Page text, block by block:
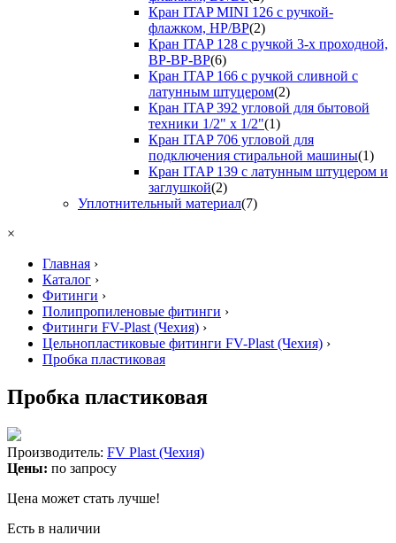
Кран ITAP MINI 126 с ручкой-
флажком, НР/ВР(2)
Кран ITAP 128 с ручкой 3-х проходной,
ВР-ВР-ВР(6)
Кран ITAP 166 с ручкой сливной с
латунным штуцером(2)
Кран ITAP 392 угловой для бытовой
техники 1/2" х 1/2"(1)
Кран ITAP 706 угловой для
подключения стиральной машины(1)
Кран ITAP 139 с латунным штуцером и
заглушкой(2)
Уплотнительный материал(7)
×
Главная ›
Каталог ›
Фитинги ›
Полипропиленовые фитинги ›
Фитинги FV-Plast (Чехия) ›
Цельнопластиковые фитинги FV-Plast (Чехия) ›
Пробка пластиковая
Пробка пластиковая
Производитель: FV Plast (Чехия)
Цены: по запросу
Цена может стать лучше!
Есть в наличии